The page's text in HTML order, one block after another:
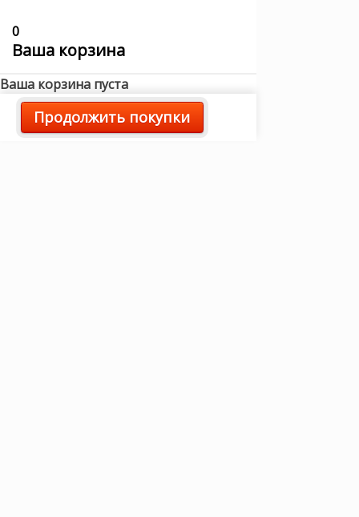
0
Ваша корзина
Ваша корзина пуста
Продолжить покупки